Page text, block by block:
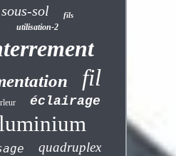
sous-sol fils
utilisation-2
fil
éclairage
quadruplex